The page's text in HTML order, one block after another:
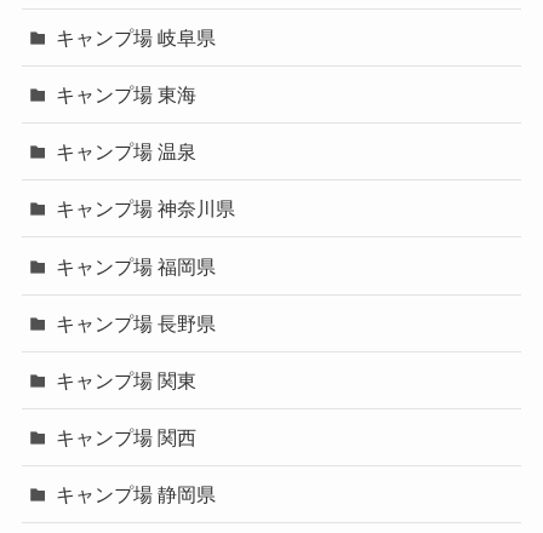
キャンプ場 岐阜県
キャンプ場 東海
キャンプ場 温泉
キャンプ場 神奈川県
キャンプ場 福岡県
キャンプ場 長野県
キャンプ場 関東
キャンプ場 関西
キャンプ場 静岡県